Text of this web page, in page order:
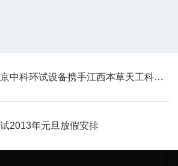
庆祝北京中科环试设备携手江西本草天工科技有限责任公司
2013年元旦放假安排